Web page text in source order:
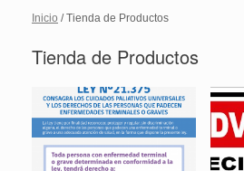
Inicio / Tienda de Productos
Tienda de Productos